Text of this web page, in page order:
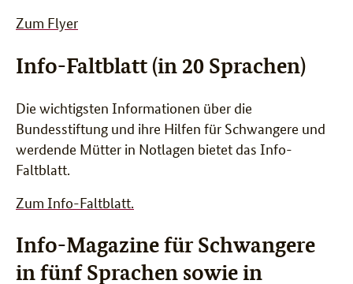
Zum Flyer
Info-Faltblatt (in 20 Sprachen)
Die wichtigsten Informationen über die
Bundesstiftung und ihre Hilfen für Schwangere und
werdende Mütter in Notlagen bietet das Info-
Faltblatt.
Zum Info-Faltblatt.
Info-Magazine für Schwangere
in fünf Sprachen sowie in